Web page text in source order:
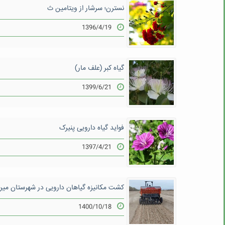
نسترن؛ سرشار از ویتامین ث
1396/4/19
گیاه کبر (علف مار)
1399/6/21
فواید گیاه دارویی پنیرک
1397/4/21
کشت مکانیزه گیاهان دارویی در شهرستان
1400/10/18